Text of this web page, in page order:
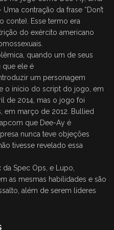
Uma contração da frase “Don’t
conte). Esse termo era
do exército americano
quando um de seus
que ele é
um personagem
o início do script do jogo, em
de 2014, mas o jogo foi
em março de 2012. Bullied
que Dee-Ay é
nunca teve objeções
tivesse revelado essa
da Spec Ops, e
Lupo
as mesmas habilidades e são
além de serem líderes